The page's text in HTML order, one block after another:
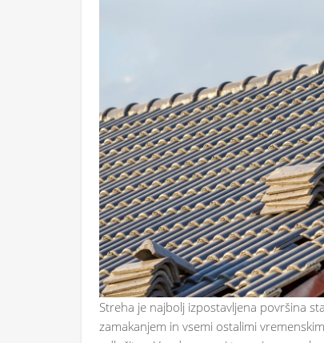
Streha je najbolj izpostavljena površina
zamakanjem in vsemi ostalimi